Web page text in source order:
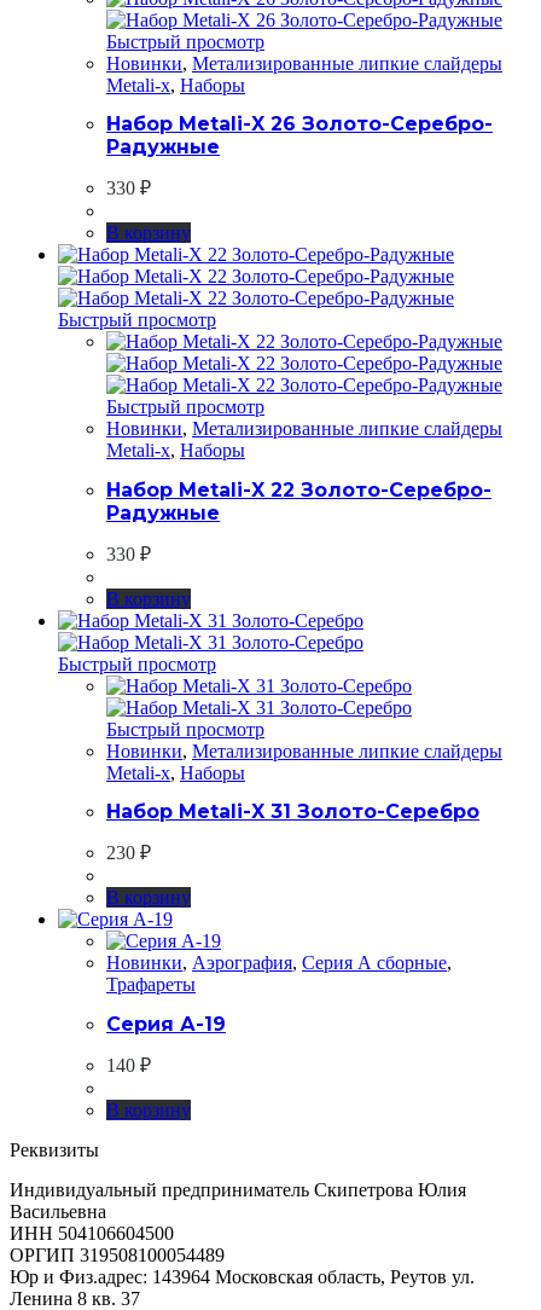
Быстрый просмотр
Новинки, Метализированные липкие слайдеры
Metali-x, Наборы
Набор Metali-X 26 Золото-Серебро-
Радужные
330 ₽
В корзину
Быстрый просмотр
Быстрый просмотр
Новинки, Метализированные липкие слайдеры
Metali-x, Наборы
Набор Metali-X 22 Золото-Серебро-
Радужные
330 ₽
В корзину
Быстрый просмотр
Быстрый просмотр
Новинки, Метализированные липкие слайдеры
Metali-x, Наборы
Набор Metali-X 31 Золото-Серебро
230 ₽
В корзину
Новинки, Аэрография, Серия А сборные,
Трафареты
Серия А-19
140 ₽
В корзину
Реквизиты
Индивидуальный предприниматель Скипетрова Юлия
Васильевна
ИНН 504106604500
ОРГИП 319508100054489
Юр и Физ.адрес: 143964 Московская область, Реутов ул.
Ленина 8 кв. 37